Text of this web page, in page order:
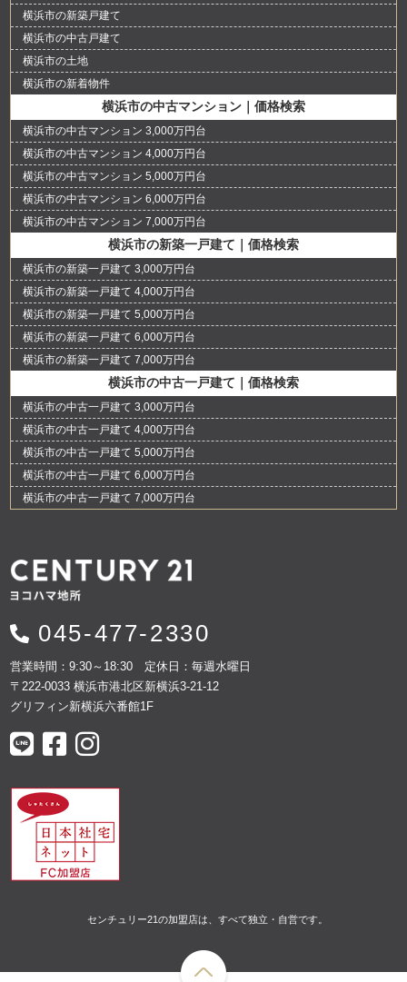
横浜市の新築戸建て
横浜市の中古戸建て
横浜市の土地
横浜市の新着物件
横浜市の中古マンション｜価格検索
横浜市の中古マンション 3,000万円台
横浜市の中古マンション 4,000万円台
横浜市の中古マンション 5,000万円台
横浜市の中古マンション 6,000万円台
横浜市の中古マンション 7,000万円台
横浜市の新築一戸建て｜価格検索
横浜市の新築一戸建て 3,000万円台
横浜市の新築一戸建て 4,000万円台
横浜市の新築一戸建て 5,000万円台
横浜市の新築一戸建て 6,000万円台
横浜市の新築一戸建て 7,000万円台
横浜市の中古一戸建て｜価格検索
横浜市の中古一戸建て 3,000万円台
横浜市の中古一戸建て 4,000万円台
横浜市の中古一戸建て 5,000万円台
横浜市の中古一戸建て 6,000万円台
横浜市の中古一戸建て 7,000万円台
045-477-2330
営業時間：9:30～18:30 定休日：毎週水曜日
〒222-0033 横浜市港北区新横浜3-21-12
グリフィン新横浜六番館1F
センチュリー21の加盟店は、すべて独立・自営です。